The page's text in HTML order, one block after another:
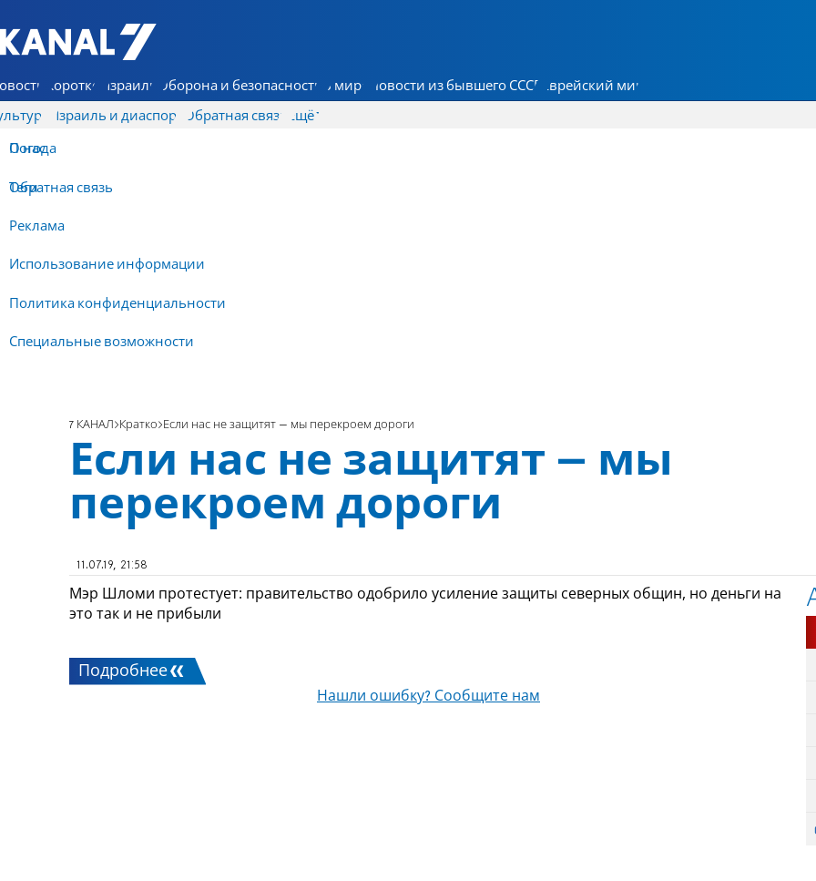
7 КАНАЛ - Аруц Шева
Коротко Израиль Оборона и безопасность В мире Новости из бывшего СССР Еврейский мир
Израиль и диаспора Обратная связь
О нас
Обратная связь
Реклама
Использование информации
Политика конфиденциальности
Специальные возможности
Ещё
Погода
Теги
7 КАНАЛ Кратко Если нас не защитят – мы перекроем дороги
Если нас не защитят – мы
перекроем дороги
11.07.19, 21:58
Мэр Шломи протестует: правительство одобрило усиление защиты северных общин, но деньги на
это так и не прибыли
Подробнее
Нашли ошибку? Сообщите нам